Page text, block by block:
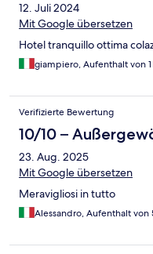
12. Juli 2024
Mit Google übersetzen
Hotel tranquillo ottima
giampiero, Aufenthalt von
Verifizierte Bewertung
10/10 –
23. Aug. 2025
Mit Google übersetzen
Meravigliosi in tutto
Alessandro, Aufenthalt von